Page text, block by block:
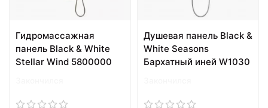
Гидромассажная
панель Black & White
Stellar Wind 5800000
Душевая панель Black &
White Seasons
Бархатный иней W1030